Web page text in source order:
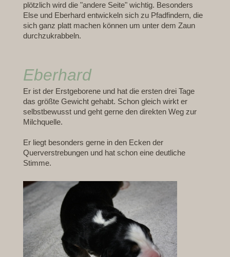
plötzlich wird die "andere Seite" wichtig. Besonders
Else und Eberhard entwickeln sich zu Pfadfindern, die
sich ganz platt machen können um unter dem Zaun
durchzukrabbeln.
Eberhard
Er ist der Erstgeborene und hat die ersten drei Tage
das größte Gewicht gehabt. Schon gleich wirkt er
selbstbewusst und geht gerne den direkten Weg zur
Milchquelle.
Er liegt besonders gerne in den Ecken der
Querverstrebungen und hat schon eine deutliche
Stimme.